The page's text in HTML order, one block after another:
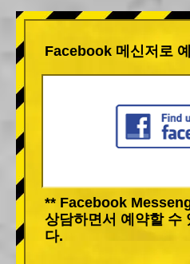
Facebook 메신저로
** Facebook
상담하면서 예약할 수
다.